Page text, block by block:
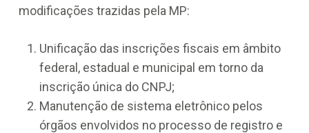
modificações trazidas pela MP:
Unificação das inscrições fiscais em âmbito
federal, estadual e municipal em torno da
inscrição única do CNPJ;
Manutenção de sistema eletrônico pelos
órgãos envolvidos no processo de registro e